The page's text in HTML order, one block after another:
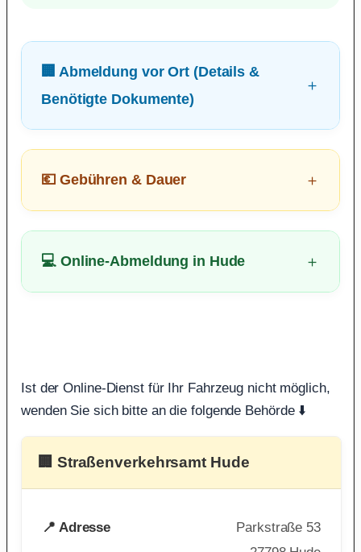
🏢 Abmeldung vor Ort (Details &
Benötigte Dokumente)
💶 Gebühren & Dauer
💻 Online-Abmeldung in Hude
Ist der Online-Dienst für Ihr Fahrzeug nicht möglich,
wenden Sie sich bitte an die folgende Behörde ⬇️
🏢 Straßenverkehrsamt Hude
📍 Adresse
Parkstraße 53